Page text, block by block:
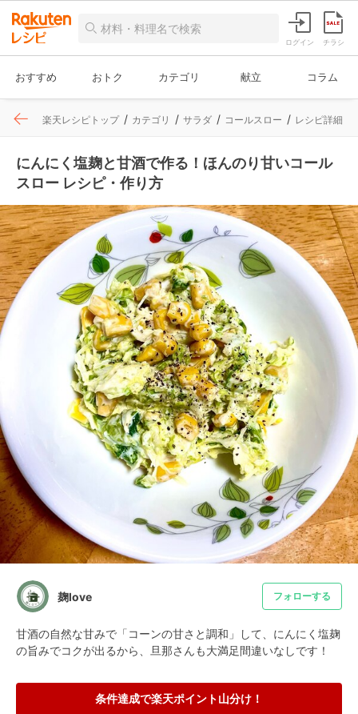
ログイン チラシ
おすすめ おトク カテゴリ 献立 コラム
楽天レシピトップ カテゴリ サラダ コールスロー レシピ詳細
にんにく塩麹と甘酒で作る！ほんのり甘いコール
スロー レシピ・作り方
麹love フォローする
甘酒の自然な甘みで「コーンの甘さと調和」して、にんにく塩麹
の旨みでコクが出るから、旦那さんも大満足間違いなしです！
条件達成で楽天ポイント山分け！